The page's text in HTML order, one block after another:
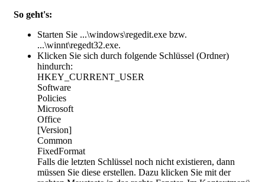
So geht's:
Starten Sie ...\windows\regedit.exe bzw.
...\winnt\regedt32.exe.
Klicken Sie sich durch folgende Schlüssel (Ordner)
hindurch:
HKEY_CURRENT_USER
Software
Policies
Microsoft
Office
[Version]
Common
FixedFormat
Falls die letzten Schlüssel noch nicht existieren, dann
müssen Sie diese erstellen. Dazu klicken Sie mit der